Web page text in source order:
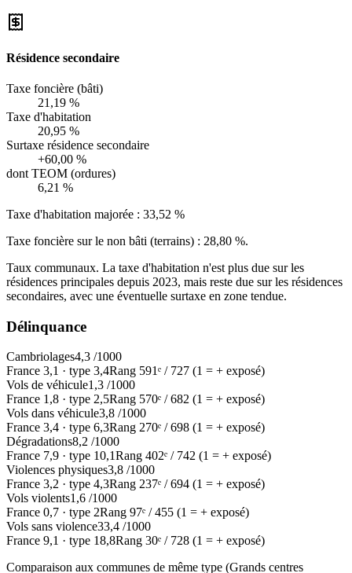
Résidence secondaire
Taxe foncière (bâti)
21,19 %
Taxe d'habitation
20,95 %
Surtaxe résidence secondaire
+60,00 %
dont TEOM (ordures)
6,21 %
Taxe d'habitation majorée : 33,52 %
Taxe foncière sur le non bâti (terrains) : 28,80 %.
Taux communaux. La taxe d'habitation n'est plus due sur les
résidences principales depuis 2023, mais reste due sur les résidences
secondaires, avec une éventuelle surtaxe en zone tendue.
Délinquance
Cambriolages4,3 /1000
France 3,1 · type 3,4Rang 591ᵉ / 727 (1 = + exposé)
Vols de véhicule1,3 /1000
France 1,8 · type 2,5Rang 570ᵉ /682 (1 = + exposé)
Vols dans véhicule3,8 /1000
France 3,4 · type 6,3Rang 270ᵉ /698 (1 = + exposé)
Dégradations8,2 /1000
France 7,9 · type 10,1Rang 402ᵉ / 742 (1 = + exposé)
Violences physiques3,8 /1000
France 3,2 · type 4,3Rang 237ᵉ /694 (1 = + exposé)
Vols violents1,6 /1000
France 0,7 · type 2Rang 97ᵉ /455 (1 = + exposé)
Vols sans violence33,4 /1000
France 9,1 · type 18,8Rang 30ᵉ / 728 (1 = + exposé)
Comparaison aux communes de même type (Grands centres